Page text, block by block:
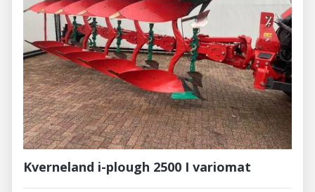
Kverneland i-plough 2500 I variomat